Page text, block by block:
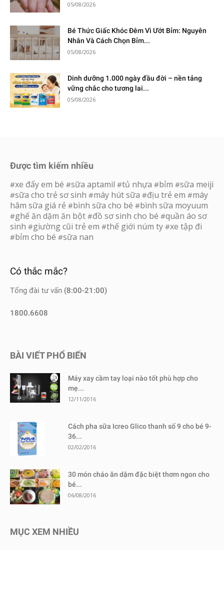
05/08/2026
Bé Thức Giấc Khóc Đêm Vì Ướt Bỉm: Nguyên
Nhân Và Cách Chọn Bỉm...
05/08/2026
Dinh dưỡng 1.000 ngày đầu đời – nền tảng
vững chắc cho tương lai...
05/08/2026
Được tìm kiếm nhiều
#xe đẩy em bé #sữa aptamil #tủ nhựa #bỉm #sữa meiji
#sữa cho trẻ sơ sinh #máy hút sữa #địu trẻ em #máy
hâm sữa giá rẻ #bình sữa cho bé #bình sữa moyuum
#ghế ăn dặm ăn bột #đồ sơ sinh cho bé #quần áo sơ
sinh #giường cũi trẻ em #thế giới núm ty #xe tập đi
#bỉm cho bé #sữa nan
Có thắc mắc?
Tổng đài tư vấn (8:00-21:00)
1800.6608
BÀI VIẾT PHỔ BIẾN
Máy xay cầm tay loại nào tốt phù hợp cho
mẹ...
12/11/2016
Cách pha sữa Icreo Glico thanh số 9 cho bé 9-
36...
02/02/2016
30 món cháo ăn dặm đặc biệt thơm ngon cho
bé...
06/08/2016
MỤC XEM NHIỀU